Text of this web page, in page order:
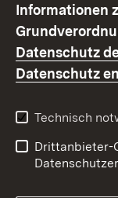
Kontakt
Erklärung zur
Barrierefreiheit
Informationen
Datenschutz
Datenschutz
Technisch
Drittanbieter-